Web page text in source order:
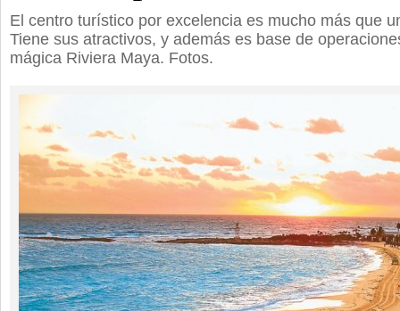
El centro turístico por excelencia es mucho más que
Tiene sus atractivos, y además es base de
mágica Riviera Maya. Fotos.